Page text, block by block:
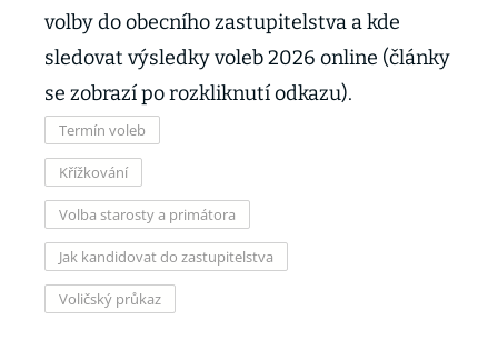
volby do obecního zastupitelstva a kde
sledovat výsledky voleb 2026 online (články
se zobrazí po rozkliknutí odkazu).
Termín voleb
Křížkování
Volba starosty a primátora
Jak kandidovat do zastupitelstva
Voličský průkaz